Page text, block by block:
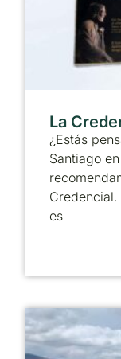
La
¿Estás
Santiago
es